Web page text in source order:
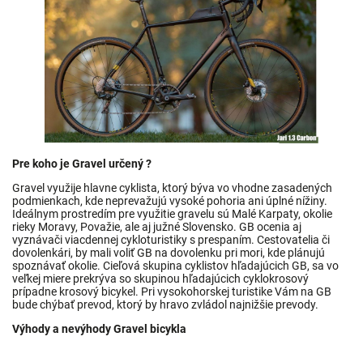
Pre koho je Gravel určený ?
Gravel využije hlavne cyklista, ktorý býva vo vhodne zasadených
podmienkach, kde neprevažujú vysoké pohoria ani úplné nížiny.
Ideálnym prostredím pre využitie gravelu sú Malé Karpaty, okolie
rieky Moravy, Považie, ale aj južné Slovensko. GB ocenia aj
vyznávači viacdennej cykloturistiky s prespaním. Cestovatelia či
dovolenkári, by mali voliť GB na dovolenku pri mori, kde plánujú
spoznávať okolie. Cieľová skupina cyklistov hľadajúcich GB, sa vo
veľkej miere prekrýva so skupinou hľadajúcich cyklokrosový
prípadne krosový bicykel. Pri vysokohorskej turistike Vám na GB
bude chýbať prevod, ktorý by hravo zvládol najnižšie prevody.
Výhody a nevýhody Gravel bicykla